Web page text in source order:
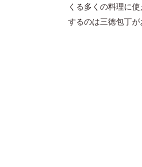
くる多くの料理に
するのは三徳包丁が